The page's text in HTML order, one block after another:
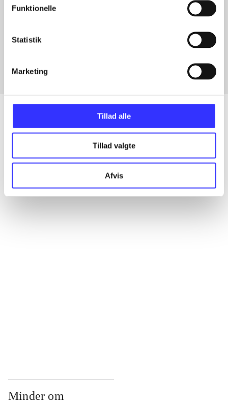
Funktionelle
Statistik
Marketing
Tillad alle
Tillad valgte
Afvis
Fra
Alle registrerede artikler fordelt på udgivelser
...
Minder om